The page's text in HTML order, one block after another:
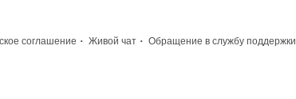
соглашение · Живой чат · Обращение в службу поддержки